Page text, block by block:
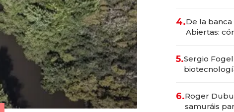
4.De la banca
Abiertas:
5.Sergio
6.Roger
samuráis